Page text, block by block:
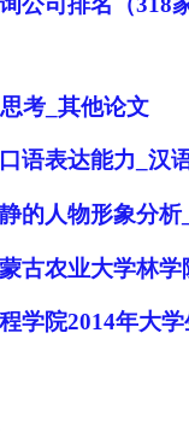
考_其他论文
语表达能力_汉
的人物形象分
古农业大学林
学院2014年大